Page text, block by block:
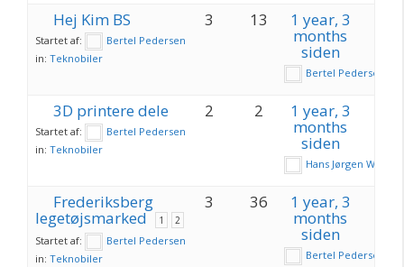
Hej Kim BS
Startet af:
Bertel Pedersen
in: Teknobiler
3 13 1 year, 3
months
siden
Bertel Pedersen
3D printere dele
Startet af:
Bertel Pedersen
in: Teknobiler
2 2 1 year, 3
months
siden
Hans Jørgen Wagner
Frederiksberg
legetøjsmarked 1 2
Startet af:
Bertel Pedersen
in: Teknobiler
3 36 1 year, 3
months
siden
Bertel Pedersen